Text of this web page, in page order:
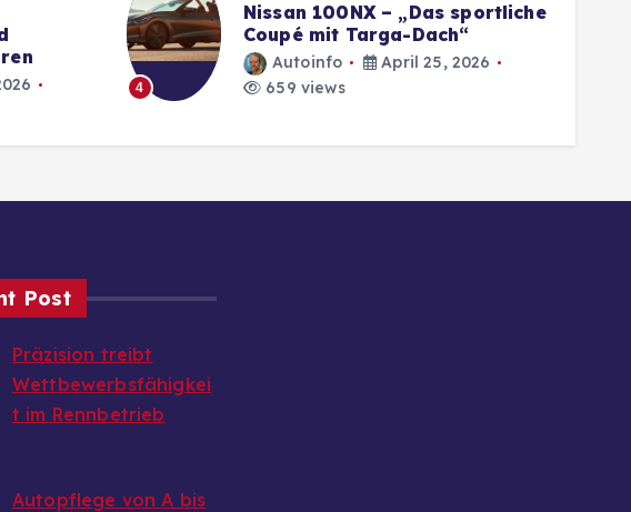
4
Nissan 100NX – „Das sportliche
Coupé mit Targa-Dach“
Autoinfo
April 25, 2026
659 views
Post
Präzision treibt
Wettbewerbsfähigkei
t im Rennbetrieb
Autopflege von A bis